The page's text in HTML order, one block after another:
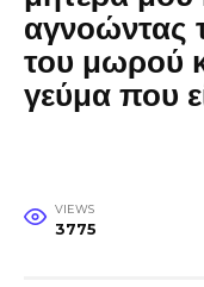
αγνοώντας
του μωρού
γεύμα που
VIEWS
3775